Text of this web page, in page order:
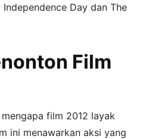
Day dan The
Film
film 2012 layak
ini menawarkan aksi yang